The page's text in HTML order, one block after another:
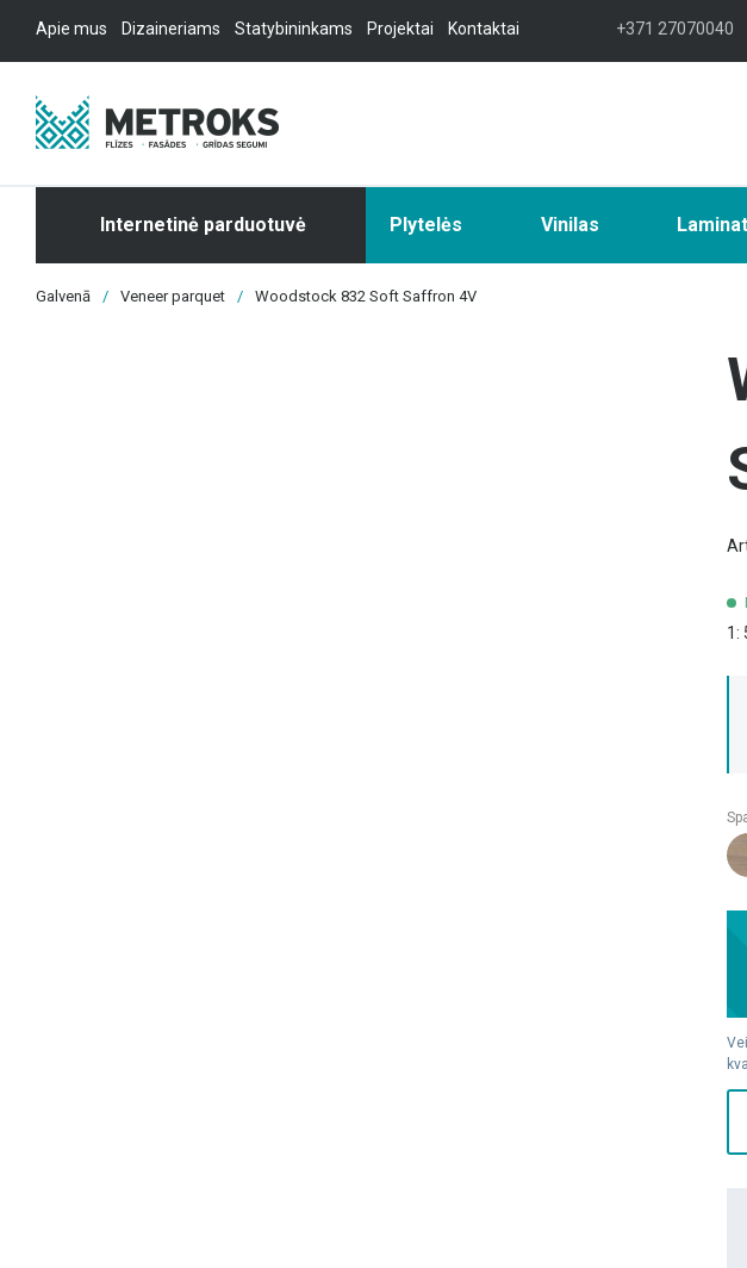
Apie mus Dizaineriams Statybininkams Projektai Kontaktai +371 27070040
Internetinė parduotuvė Plytelės Vinilas
Galvenā / Veneer parquet / Woodstock 832 Soft Saffron 4V
1: